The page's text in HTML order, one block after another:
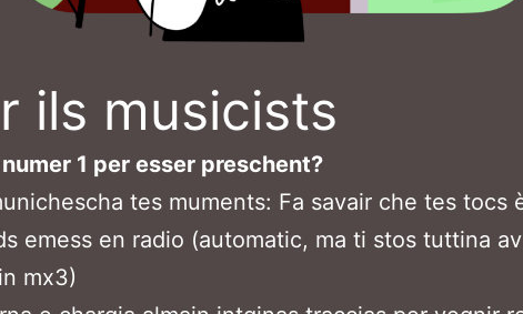
ils musicists
1 per esser preschent?
tes muments: Fa savair che tes tocs
emess en radio (automatic, ma ti stos tuttina
mx3)